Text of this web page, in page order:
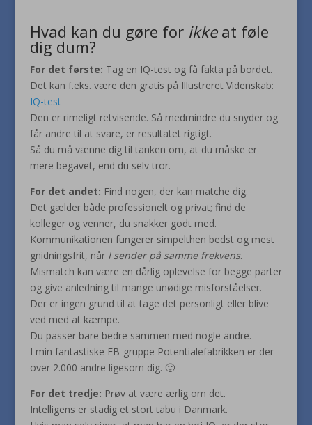
Hvad kan du gøre for ikkeat føle
dig dum?
For det første: Tag en IQ-test og få fakta på bordet.
Det kan f.eks. være den gratis på Illustreret Videnskab:
IQ-test
Den er rimeligt retvisende. Så medmindre du snyder og
får andre til at svare, er resultatet rigtigt.
Så du må vænne dig til tanken om, at du måske er
mere begavet, end du selv tror.
For det andet: Find nogen, der kan matche dig.
Det gælder både professionelt og privat; find de
kolleger og venner, du snakker godt med.
Kommunikationen fungerer simpelthen bedst og mest
gnidningsfrit, når I sender på samme frekvens.
Mismatch kan være en dårlig oplevelse for begge parter
og give anledning til mange unødige misforståelser.
Der er ingen grund til at tage det personligt eller blive
ved med at kæmpe.
Du passer bare bedre sammen med nogle andre.
I min fantastiske FB-gruppe Potentialefabrikken er der
over 2.000 andre ligesom dig. 🙂
For det tredje: Prøv at være ærlig om det.
Intelligens er stadig et stort tabu i Danmark.